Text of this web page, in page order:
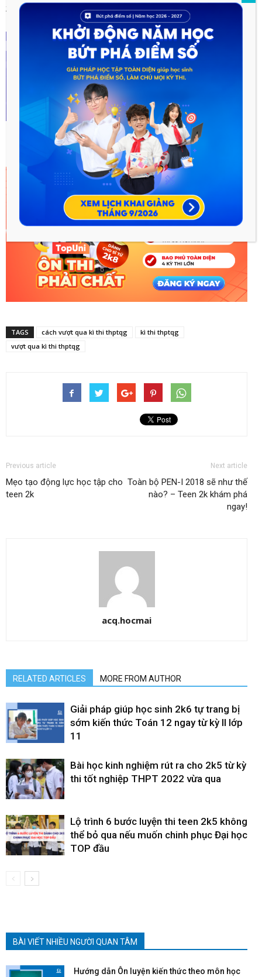
2018 sẽ kết thúc rồi đấy!
TAGS cách vượt qua kì thi thptqg
kì thi thptqg
vượt qua kì thi thptqg
Previous article
Mẹo tạo động lực học tập cho
teen 2k
Next article
Toàn bộ PEN-I 2018 sẽ như thế
nào? – Teen 2k khám phá
ngay!
acq.hocmai
RELATED ARTICLES MORE FROM AUTHOR
Giải pháp giúp học sinh 2k6 tự trang bị
sớm kiến thức Toán 12 ngay từ kỳ II lớp
11
Bài học kinh nghiệm rút ra cho 2k5 từ kỳ
thi tốt nghiệp THPT 2022 vừa qua
Lộ trình 6 bước luyện thi teen 2k5 không
thể bỏ qua nếu muốn chinh phục Đại học
TOP đầu
BÀI VIẾT NHIỀU NGƯỜI QUAN TÂM
Hướng dẫn Ôn luyện kiến thức theo môn học